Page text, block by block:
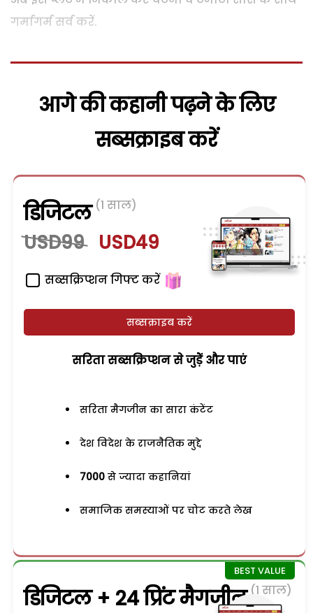
गर्मागर्म सर्व करें.
आगे की कहानी पढ़ने के लिए
सब्सक्राइब करें
डिजिटल (1 साल)
USD99 USD49
सब्सक्रिप्शन गिफ्ट करें
सब्सक्राइब करें
सरिता सब्सक्रिप्शन से जुड़ेें और पाएं
सरिता मैगजीन का सारा कंटेंट
देश विदेश के राजनैतिक मुद्दे
7000 से ज्यादा कहानियां
समाजिक समस्याओं पर चोट करते लेख
डिजिटल + 24 प्रिंट मैगजीन (1 साल)